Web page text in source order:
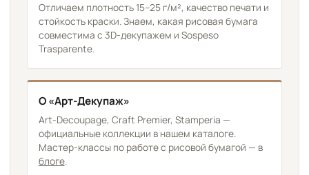
Отличаем плотность 15–25 г/м², качество печати и
стойкость краски. Знаем, какая рисовая бумага
совместима с 3D-декупажем и Sospeso
Trasparente.
О «Арт-Декупаж»
Art-Decoupage, Craft Premier, Stamperia —
официальные коллекции в нашем каталоге.
Мастер-классы по работе с рисовой бумагой — в
блоге.